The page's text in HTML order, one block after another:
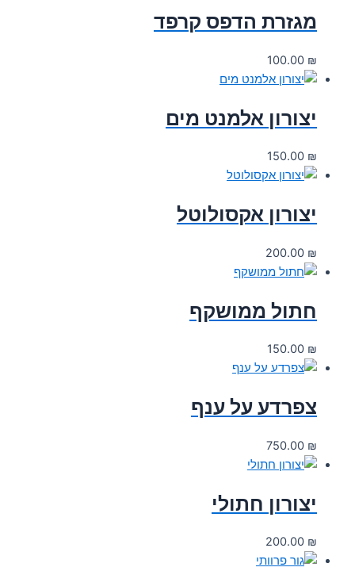
מגזרת הדפס קרפד
100.00 ₪
יצורון אלמנט מים
150.00 ₪
יצורון אקסולוטל
200.00 ₪
חתול ממושקף
150.00 ₪
צפרדע על ענף
750.00 ₪
יצורון חתולי
200.00 ₪